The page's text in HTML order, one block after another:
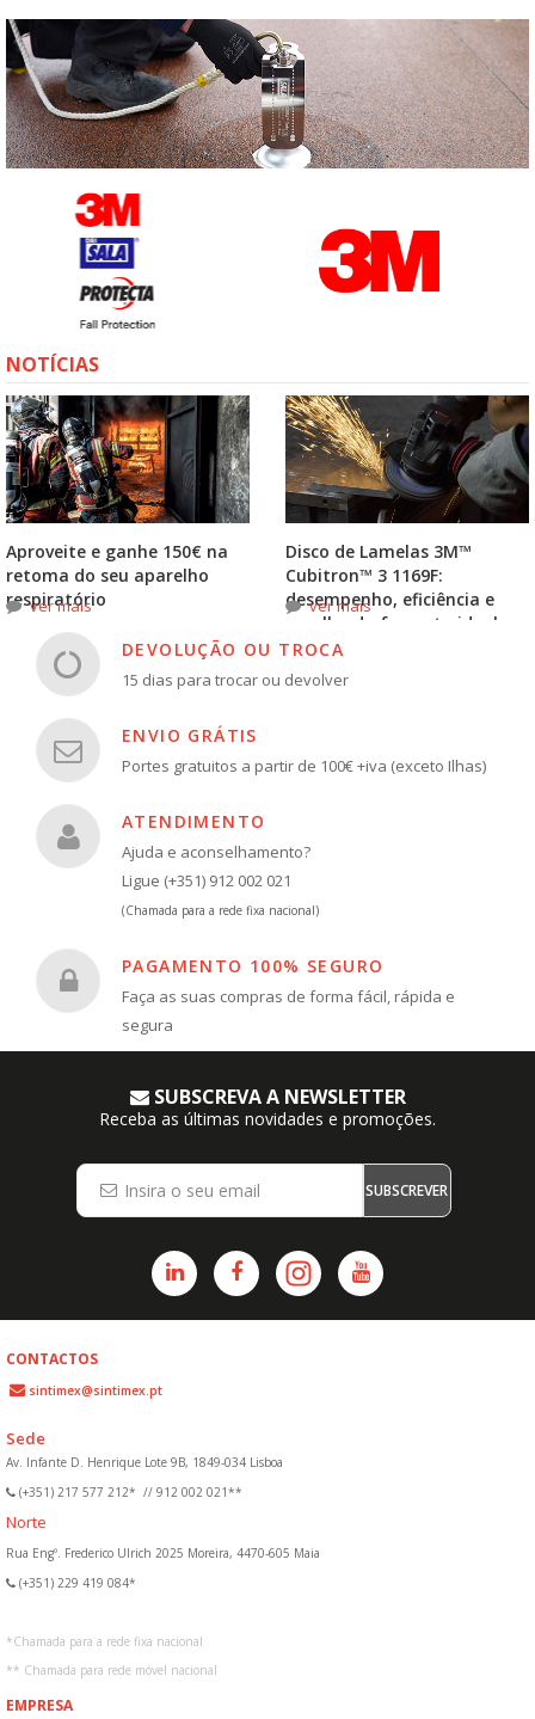
NOTÍCIAS
Aproveite e ganhe 150€ na
retoma do seu aparelho
respiratório
ver mais
Disco de Lamelas 3M™
Cubitron™ 3 1169F:
desempenho, eficiência e
escolha do formato ideal
ver mais
DEVOLUÇÃO OU TROCA
15 dias para trocar ou devolver
ENVIO GRÁTIS
Portes gratuitos a partir de 100€ +iva (exceto Ilhas)
ATENDIMENTO
Ajuda e aconselhamento?
Ligue (+351) 912 002 021
(Chamada para a rede fixa nacional)
PAGAMENTO 100% SEGURO
Faça as suas compras de forma fácil, rápida e
segura
SUBSCREVA A NEWSLETTER
Receba as últimas novidades e promoções.
SUBSCREVER
CONTACTOS
sintimex@sintimex.pt
Sede
Av. Infante D. Henrique Lote 9B, 1849-034 Lisboa
(+351) 217 577 212* // 912 002 021**
Norte
Rua Engº. Frederico Ulrich 2025 Moreira, 4470-605 Maia
(+351) 229 419 084*
*Chamada para a rede fixa nacional
** Chamada para rede móvel nacional
EMPRESA